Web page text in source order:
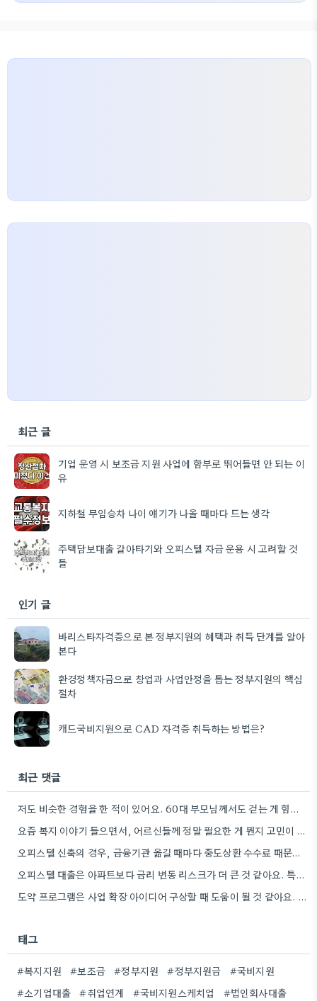
최근 글
기업 운영 시 보조금 지원 사업에 함부로 뛰어들면 안 되는 이
유
지하철 무임승차 나이 얘기가 나올 때마다 드는 생각
주택담보대출 갈아타기와 오피스텔 자금 운용 시 고려할 것
들
인기 글
바리스타자격증으로 본 정부지원의 혜택과 취득 단계를 알아
본다
환경정책자금으로 창업과 사업안정을 돕는 정부지원의 핵심
절차
캐드국비지원으로 CAD 자격증 취득하는 방법은?
최근 댓글
저도 비슷한 경험을 한 적이 있어요. 60대 부모님께서도 걷는 게 힘드셔서 버스 이용이 불편하신데, 70세…
요즘 복지 이야기 들으면서, 어르신들께 정말 필요한 게 뭔지 고민이 된다. 특히 근처 복지관에서 들은…
오피스텔 신축의 경우, 금융기관 옮길 때마다 중도상환 수수료 때문에 고민이 많아 보이네요. 제가 비슷한 경험이…
오피스텔 대출은 아파트보다 금리 변동 리스크가 더 큰 것 같아요. 특히 신축 빌라 같은 곳은…
도약 프로그램은 사업 확장 아이디어 구상할 때 도움이 될 것 같아요. 저는 신사업 기획 단계에서…
태그
#복지지원 #보조금 #정부지원 #정부지원금
#국비지원
#소기업대출
#취업연계 #국비지원스케치업 #법인회사대출